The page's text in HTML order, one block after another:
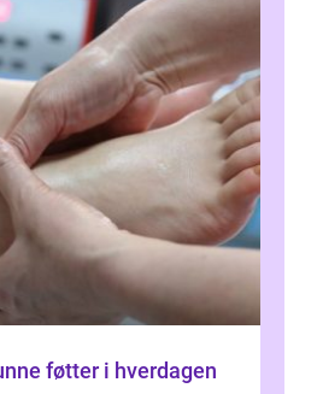
føtter i hverdagen